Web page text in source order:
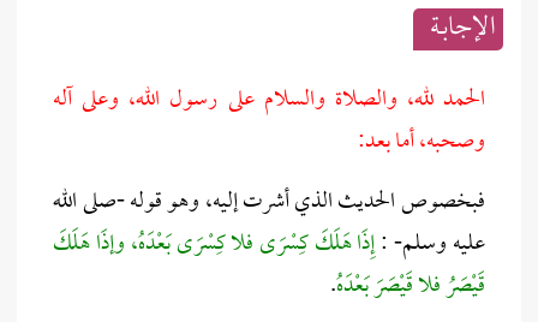
الإجابــة
الحمد لله، والصلاة والسلام على رسول الله، وعلى آله
وصحبه، أما بعد:
فبخصوص الحديث الذي أشرت إليه، وهو قوله -صلى الله
عليه وسلم- :إِذَا هَلَكَ كِسْرَى فلا كِسْرَى بَعْدَهُ، وإذَا هَلَكَ
قَيْصَرُ فلا قَيْصَرَ بَعْدَهُ.